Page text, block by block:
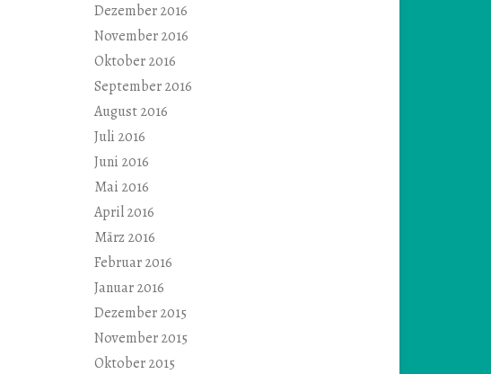
Dezember 2016
November 2016
Oktober 2016
September 2016
August 2016
Juli 2016
Juni 2016
Mai 2016
April 2016
März 2016
Februar 2016
Januar 2016
Dezember 2015
November 2015
Oktober 2015